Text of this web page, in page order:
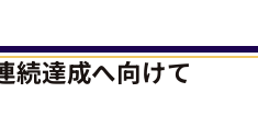
続達成へ向けて